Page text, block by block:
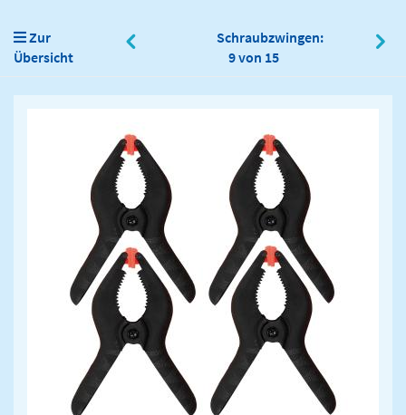
Zur
Übersicht
Schraubzwingen:
9 von 15